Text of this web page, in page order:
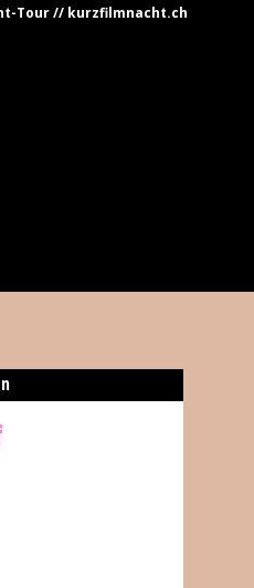
Tour // kurzfilmnacht.ch